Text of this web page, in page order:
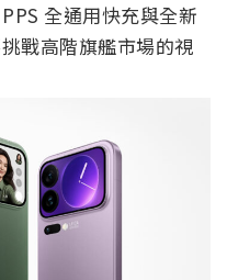
全通用快充與全新
戰高階旗艦市場的視